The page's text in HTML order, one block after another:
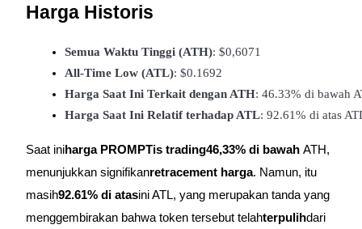
Menjadi Pedagang Salinan
Nikmati pembagian keuntungan dan komisi copy trading
Harga Historis
Semua Waktu Tinggi (ATH): $0,6071
All-Time Low (ATL): $0.1692
Harga Saat Ini Terkait dengan ATH: 46.33% di bawah
Harga Saat Ini Relatif terhadap ATL: 92.61% di atas
Saat iniharga PROMPTis trading46,33% di bawah ATH,
menunjukkan signifikanretracement harga. Namun, itu
masih92.61% di atasini ATL, yang merupakan tanda yang
menggembirakan bahwa token tersebut telahterpulihdari